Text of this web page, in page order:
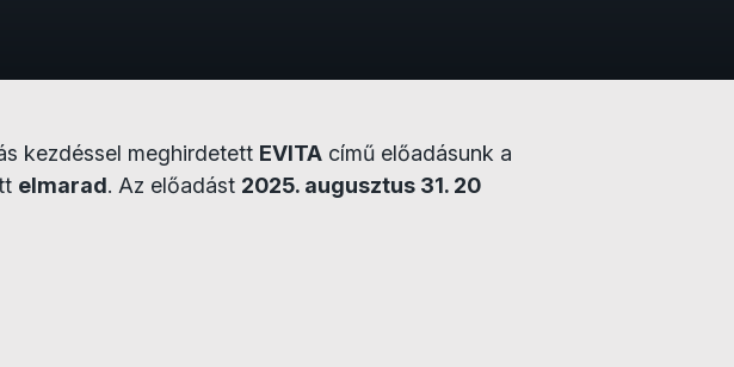
kezdéssel meghirdetett EVITAcímű előadásunk a
elmarad. Az előadást 2025. augusztus 31. 20